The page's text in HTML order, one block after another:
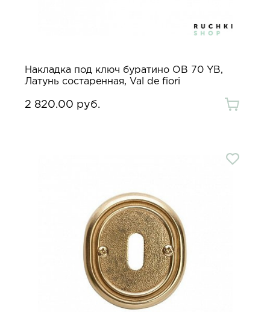
Накладка под ключ буратино OB 70 YB,
Латунь состаренная, Val de fiori
2 820.00 руб.